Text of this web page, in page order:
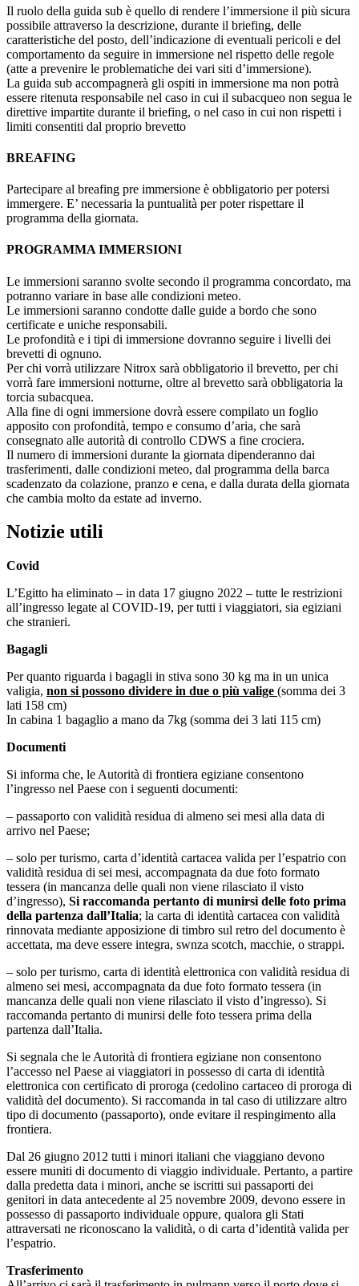
Il ruolo della guida sub è quello di rendere l’immersione il più sicura
possibile attraverso la descrizione, durante il briefing, delle
caratteristiche del posto, dell’indicazione di eventuali pericoli e del
comportamento da seguire in immersione nel rispetto delle regole
(atte a prevenire le problematiche dei vari siti d’immersione).
La guida sub accompagnerà gli ospiti in immersione ma non potrà
essere ritenuta responsabile nel caso in cui il subacqueo non segua le
direttive impartite durante il briefing, o nel caso in cui non rispetti i
limiti consentiti dal proprio brevetto
BREAFING
Partecipare al breafing pre immersione è obbligatorio per potersi
immergere. E’ necessaria la puntualità per poter rispettare il
programma della giornata.
PROGRAMMA IMMERSIONI
Le immersioni saranno svolte secondo il programma concordato, ma
potranno variare in base alle condizioni meteo.
Le immersioni saranno condotte dalle guide a bordo che sono
certificate e uniche responsabili.
Le profondità e i tipi di immersione dovranno seguire i livelli dei
brevetti di ognuno.
Per chi vorrà utilizzare Nitrox sarà obbligatorio il brevetto, per chi
vorrà fare immersioni notturne, oltre al brevetto sarà obbligatoria la
torcia subacquea.
Alla fine di ogni immersione dovrà essere compilato un foglio
apposito con profondità, tempo e consumo d’aria, che sarà
consegnato alle autorità di controllo CDWS a fine crociera.
Il numero di immersioni durante la giornata dipenderanno dai
trasferimenti, dalle condizioni meteo, dal programma della barca
scadenzato da colazione, pranzo e cena, e dalla durata della giornata
che cambia molto da estate ad inverno.
Notizie utili
Covid
L’Egitto ha eliminato – in data 17 giugno 2022 – tutte le restrizioni
all’ingresso legate al COVID-19, per tutti i viaggiatori, sia egiziani
che stranieri.
Bagagli
Per quanto riguarda i bagagli in stiva sono 30 kg ma in un unica
valigia, non si possono dividere in due o più valige (somma dei 3
lati 158 cm)
In cabina 1 bagaglio a mano da 7kg (somma dei 3 lati 115 cm)
Documenti
Si informa che, le Autorità di frontiera egiziane consentono
l’ingresso nel Paese con i seguenti documenti:
– passaporto con validità residua di almeno sei mesi alla data di
arrivo nel Paese;
– solo per turismo, carta d’identità cartacea valida per l’espatrio con
validità residua di sei mesi, accompagnata da due foto formato
tessera (in mancanza delle quali non viene rilasciato il visto
d’ingresso), Si raccomanda pertanto di munirsi delle foto prima
della partenza dall’Italia; la carta di identità cartacea con validità
rinnovata mediante apposizione di timbro sul retro del documento è
accettata, ma deve essere integra, swnza scotch, macchie, o strappi.
– solo per turismo, carta di identità elettronica con validità residua di
almeno sei mesi, accompagnata da due foto formato tessera (in
mancanza delle quali non viene rilasciato il visto d’ingresso). Si
raccomanda pertanto di munirsi delle foto tessera prima della
partenza dall’Italia.
Si segnala che le Autorità di frontiera egiziane non consentono
l’accesso nel Paese ai viaggiatori in possesso di carta di identità
elettronica con certificato di proroga (cedolino cartaceo di proroga di
validità del documento). Si raccomanda in tal caso di utilizzare altro
tipo di documento (passaporto), onde evitare il respingimento alla
frontiera.
Dal 26 giugno 2012 tutti i minori italiani che viaggiano devono
essere muniti di documento di viaggio individuale. Pertanto, a partire
dalla predetta data i minori, anche se iscritti sui passaporti dei
genitori in data antecedente al 25 novembre 2009, devono essere in
possesso di passaporto individuale oppure, qualora gli Stati
attraversati ne riconoscano la validità, o di carta d’identità valida per
l’espatrio.
Trasferimento